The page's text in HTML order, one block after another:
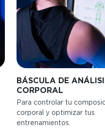
BÁSCULA DE
CORPORAL
Para controlar tu
corporal y optimizar tus
entrenamientos.